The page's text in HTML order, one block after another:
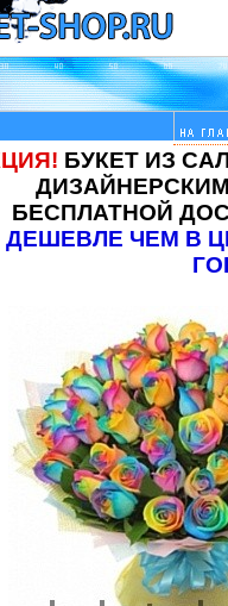
БУКЕТ ИЗ
БЕСПЛАТНОЙ
ДЕШЕВЛЕ ЧЕМ В